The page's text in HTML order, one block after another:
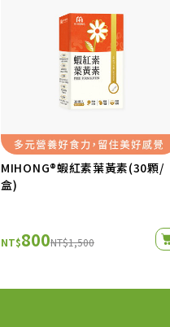
MIHONG®蝦紅素葉黃素(30顆/
盒)
NT$800NT$1,500